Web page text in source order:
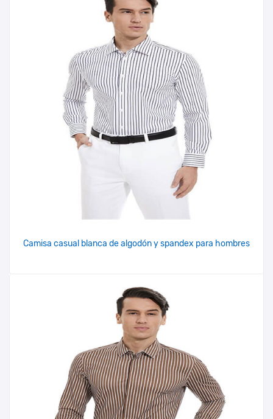
Camisa casual blanca de algodón y spandex para hombres